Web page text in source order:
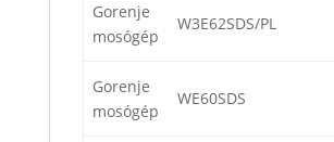
Gorenje
mosógép
W3E62SDS/PL
Gorenje
mosógép
WE60SDS